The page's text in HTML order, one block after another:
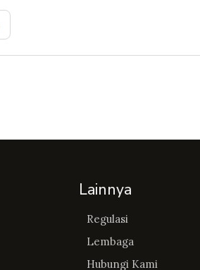
Lainnya
Regulasi
Lembaga
Hubungi Kami